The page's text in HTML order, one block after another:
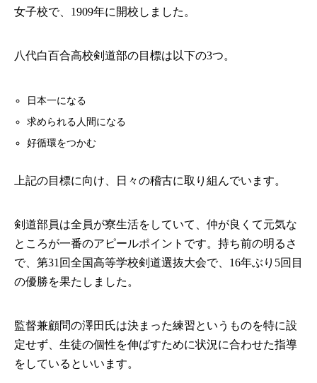
女子校で、1909年に開校しました。
八代白百合高校剣道部の目標は以下の3つ。
日本一になる
求められる人間になる
好循環をつかむ
上記の目標に向け、日々の稽古に取り組んでいます。
剣道部員は全員が寮生活をしていて、仲が良くて元気な
ところが一番のアピールポイントです。持ち前の明るさ
で、第31回全国高等学校剣道選抜大会で、16年ぶり5回目
の優勝を果たしました。
監督兼顧問の澤田氏は決まった練習というものを特に設
定せず、生徒の個性を伸ばすために状況に合わせた指導
をしているといいます。